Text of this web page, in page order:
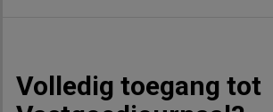
Volledig toegang tot